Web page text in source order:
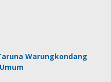
Warungkondang